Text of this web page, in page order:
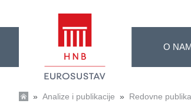
O
» Analize i publikacije » Redovne